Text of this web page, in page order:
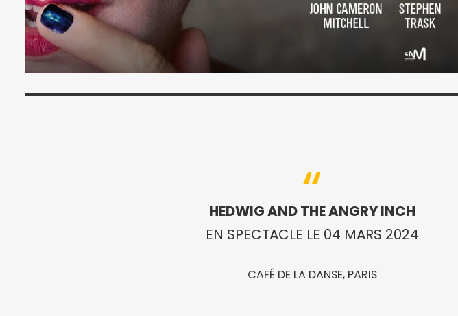
HEDWIG AND THE ANGRY INCH
EN SPECTACLE LE 04 MARS 2024
CAFÉ DE LA DANSE, PARIS